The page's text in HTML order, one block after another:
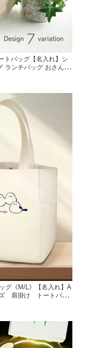
トバッグ【名入れ】シ
ランチバッグ おさんぽ
オーダーメイド プレ
グ《M/L》【名入れ】A
肩掛け トートバッ
リジナル オーダー